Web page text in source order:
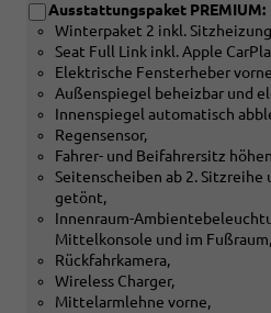
Ausstattungspaket PREMIUM:
Winterpaket 2 inkl.
Seat Full Link inkl. Apple
Elektrische Fensterheber
Außenspiegel beheizbar und
Innenspiegel automatisch
Regensensor,
Fahrer- und Beifahrersitz
Seitenscheiben ab 2. Sitzreihe
getönt,
Innenraum-
Mittelkonsole und im Fußraum,
Rückfahrkamera,
Wireless Charger,
Mittelarmlehne vorne,